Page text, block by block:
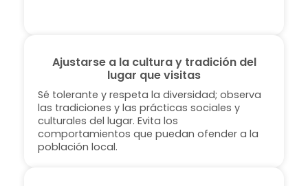
Ajustarse a la cultura y tradición del
lugar que visitas
Sé tolerante y respeta la diversidad; observa
las tradiciones y las prácticas sociales y
culturales del lugar. Evita los
comportamientos que puedan ofender a la
población local.